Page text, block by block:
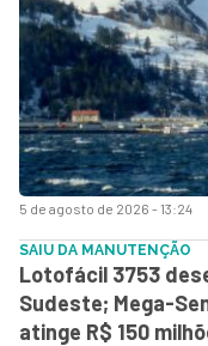
5 de agosto de 2026 - 13:24
SAIU DA MANUTENÇÃO
Lotofácil 3753
Sudeste; Mega-
atinge R$ 150